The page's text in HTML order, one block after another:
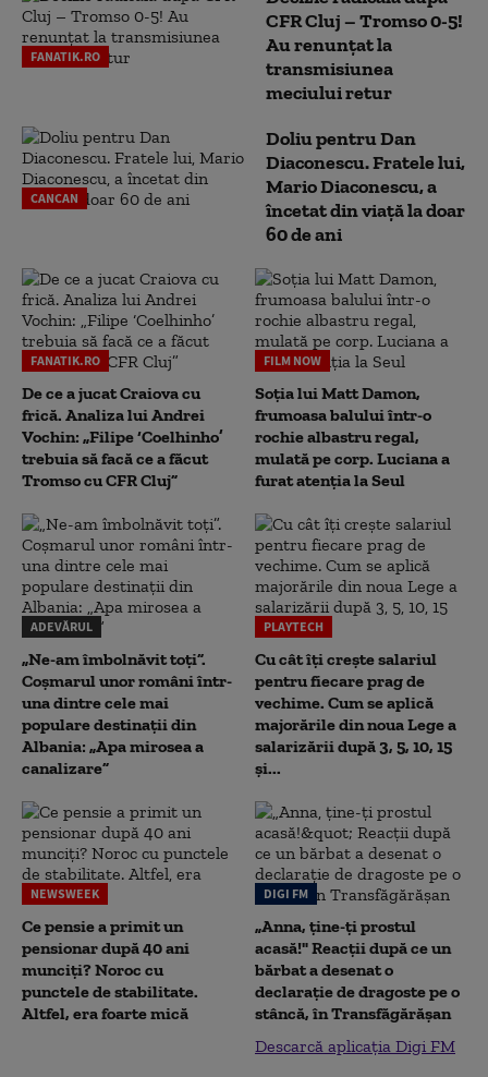
FANATIK.RO
CFR Cluj – Tromso 0-5!
Au renunțat la
transmisiunea
meciului retur
CANCAN
Doliu pentru Dan
Diaconescu. Fratele lui,
Mario Diaconescu, a
încetat din viață la doar
60 de ani
FANATIK.RO
De ce a jucat Craiova cu
frică. Analiza lui Andrei
Vochin: „Filipe ‘Coelhinho’
trebuia să facă ce a făcut
Tromso cu CFR Cluj”
FILM NOW
Soția lui Matt Damon,
frumoasa balului într-o
rochie albastru regal,
mulată pe corp. Luciana a
furat atenția la Seul
ADEVĂRUL
„Ne-am îmbolnăvit toți”.
Coșmarul unor români într-
una dintre cele mai
populare destinații din
Albania: „Apa mirosea a
canalizare”
PLAYTECH
Cu cât îți crește salariul
pentru fiecare prag de
vechime. Cum se aplică
majorările din noua Lege a
salarizării după 3, 5, 10, 15
și...
NEWSWEEK
Ce pensie a primit un
pensionar după 40 ani
munciți? Noroc cu
punctele de stabilitate.
Altfel, era foarte mică
DIGI FM
„Anna, ţine-ţi prostul
acasă!" Reacţii după ce un
bărbat a desenat o
declaraţie de dragoste pe o
stâncă, în Transfăgărăşan
Descarcă aplicația Digi FM